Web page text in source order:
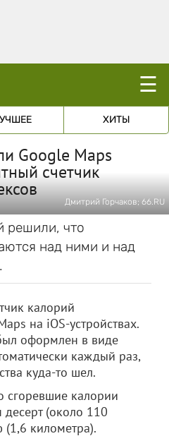
☰
ХИТЫ
Google Maps
счетчик
Дмитрий Горчаков; 66.RU
решили, что
над ними и над
калорий
на iOS-устройствах.
оформлен в виде
каждый раз,
куда-то шел.
сгоревшие калории
десерт (около 110
километра).